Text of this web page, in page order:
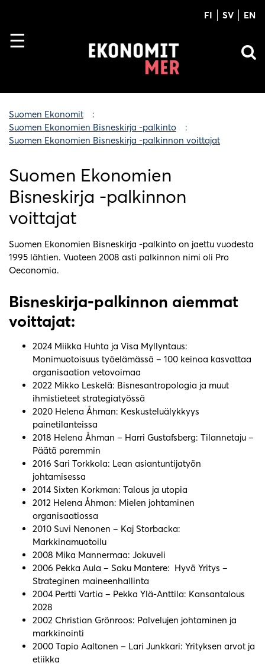
FI SV EN
Suomen Ekonomit
Suomen Ekonomien Bisneskirja -palkinto
Suomen Ekonomien Bisneskirja -palkinnon voittajat
Suomen Ekonomien
Bisneskirja -palkinnon
voittajat
Suomen Ekonomien Bisneskirja -palkinto on jaettu vuodesta
1995 lähtien. Vuoteen 2008 asti palkinnon nimi oli Pro
Oeconomia.
Bisneskirja-palkinnon aiemmat
voittajat:
2024 Miikka Huhta ja Visa Myllyntaus:
Monimuotoisuus työelämässä – 100 keinoa kasvattaa
organisaation vetovoimaa
2022 Mikko Leskelä: Bisnesantropologia ja muut
ihmistieteet strategiatyössä
2020 Helena Åhman: Keskusteluälykkyys
painetilanteissa
2018 Helena Åhman – Harri Gustafsberg: Tilannetaju –
Päätä paremmin
2016 Sari Torkkola: Lean asiantuntijatyön
johtamisessa
2014 Sixten Korkman: Talous ja utopia
2012 Helena Åhman: Mielen johtaminen
organisaatiossa
2010 Suvi Nenonen – Kaj Storbacka:
Markkinamuotoilu
2008 Mika Mannermaa: Jokuveli
2006 Pekka Aula – Saku Mantere: Hyvä Yritys –
Strateginen maineenhallinta
2004 Pertti Vartia – Pekka Ylä-Anttila: Kansantalous
2028
2002 Christian Grönroos: Palvelujen johtaminen ja
markkinointi
2000 Tapio Aaltonen – Lari Junkkari: Yrityksen arvot ja
etiikka